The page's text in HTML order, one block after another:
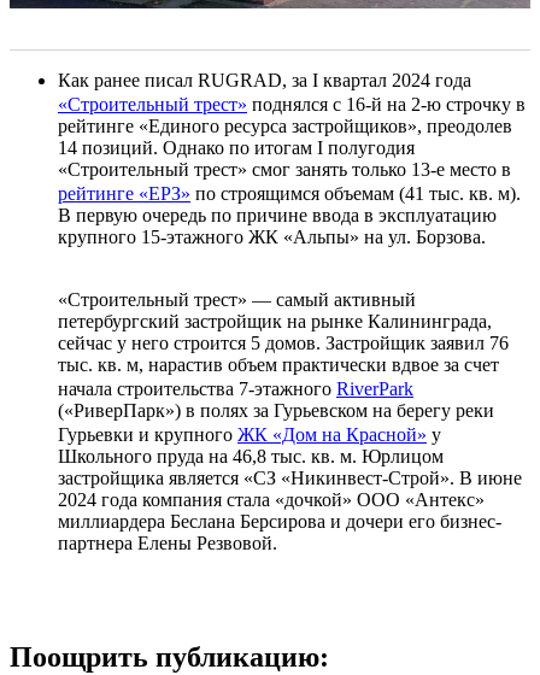
Как ранее писал RUGRAD, за I квартал 2024 года
«Строительный трест» поднялся с 16-й на 2-ю строчку в
рейтинге «Единого ресурса застройщиков», преодолев
14 позиций. Однако по итогам I полугодия
«Строительный трест» смог занять только 13-е место в
рейтинге «ЕРЗ» по строящимся объемам (41 тыс. кв. м).
В первую очередь по причине ввода в эксплуатацию
крупного 15-этажного ЖК «Альпы» на ул. Борзова.
«Строительный трест» — самый активный
петербургский застройщик на рынке Калининграда,
сейчас у него строится 5 домов. Застройщик заявил 76
тыс. кв. м, нарастив объем практически вдвое за счет
начала строительства 7-этажного RiverPark
(«РиверПарк») в полях за Гурьевском на берегу реки
Гурьевки и крупного ЖК «Дом на Красной» у
Школьного пруда на 46,8 тыс. кв. м. Юрлицом
застройщика является «СЗ «Никинвест-Строй». В июне
2024 года компания стала «дочкой» ООО «Антекс»
миллиардера Беслана Берсирова и дочери его бизнес-
партнера Елены Резвовой.
Поощрить публикацию: